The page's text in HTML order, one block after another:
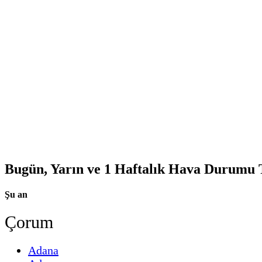
Bugün, Yarın ve 1 Haftalık Hava Durumu
Şu an
Çorum
Adana